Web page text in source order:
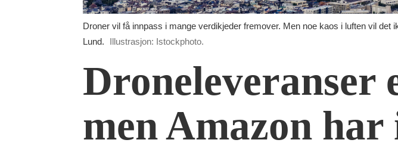
Droner vil få innpass i mange verdikjeder fremover. Men noe kaos i luften vil
Lund.
Illustrasjon: Istockphoto.
Droneleveranser
men Amazon